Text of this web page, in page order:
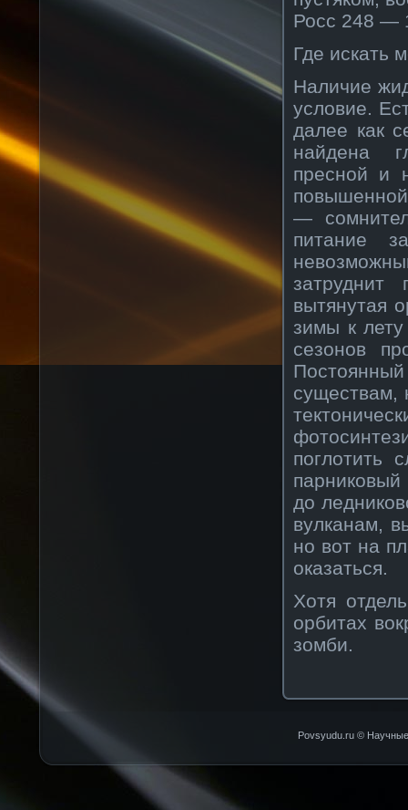
Росс 248 —
Где искать
Наличие
условие.
далее как
найдена
пресной и
—
питание
вытянутая
зимы к
сезонов
Постоянный
существам,
поглотить
до
вулканам,
но вот на
оказаться.
Хотя
орбитах
зомби.
Povsyudu.ru © Научные